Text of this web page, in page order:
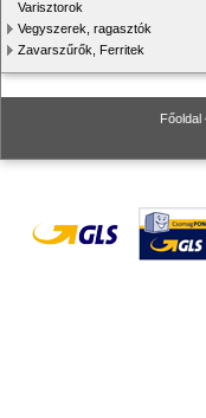
Varisztorok
Vegyszerek, ragasztók
Zavarszűrők, Ferritek
Főoldal